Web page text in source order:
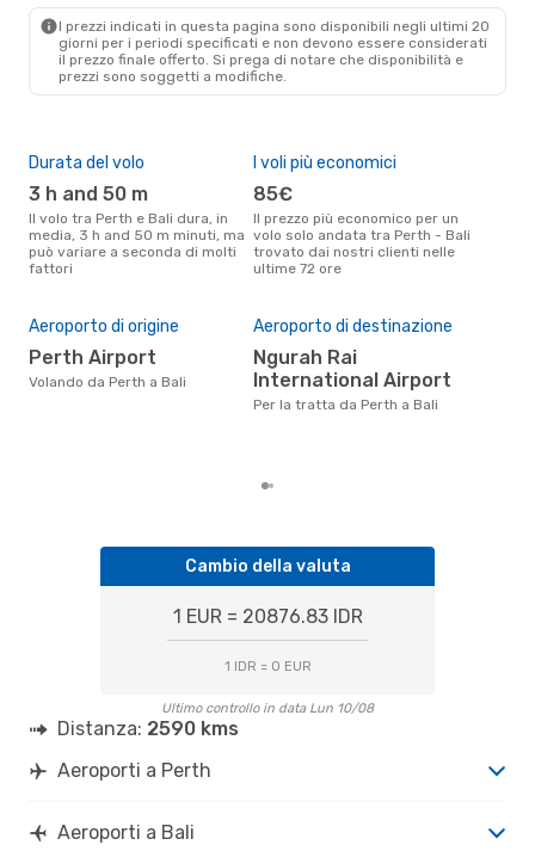
I prezzi indicati in questa pagina sono disponibili negli ultimi 20
giorni per i periodi specificati e non devono essere considerati
il ​​prezzo finale offerto. Si prega di notare che disponibilità e
prezzi sono soggetti a modifiche.
Durata del volo
3 h and 50 m
Il volo tra Perth e Bali dura, in
media, 3 h and 50 m minuti, ma
può variare a seconda di molti
fattori
I voli più economici
85€
Il prezzo più economico per un
volo solo andata tra Perth - Bali
trovato dai nostri clienti nelle
ultime 72 ore
Aeroporto di origine
Perth Airport
Volando da Perth a Bali
Aeroporto di destinazione
Ngurah Rai
International Airport
Per la tratta da Perth a Bali
Cambio della valuta
1 EUR = 20876.83 IDR
1 IDR = 0 EUR
Ultimo controllo in data Lun 10/08
Distanza: 2590 kms
Aeroporti a Perth
Aeroporti a Bali